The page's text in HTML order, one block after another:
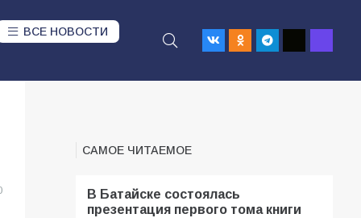
ВСЕ НОВОСТИ
САМОЕ ЧИТАЕМОЕ
В Батайске состоялась
презентация первого тома книги